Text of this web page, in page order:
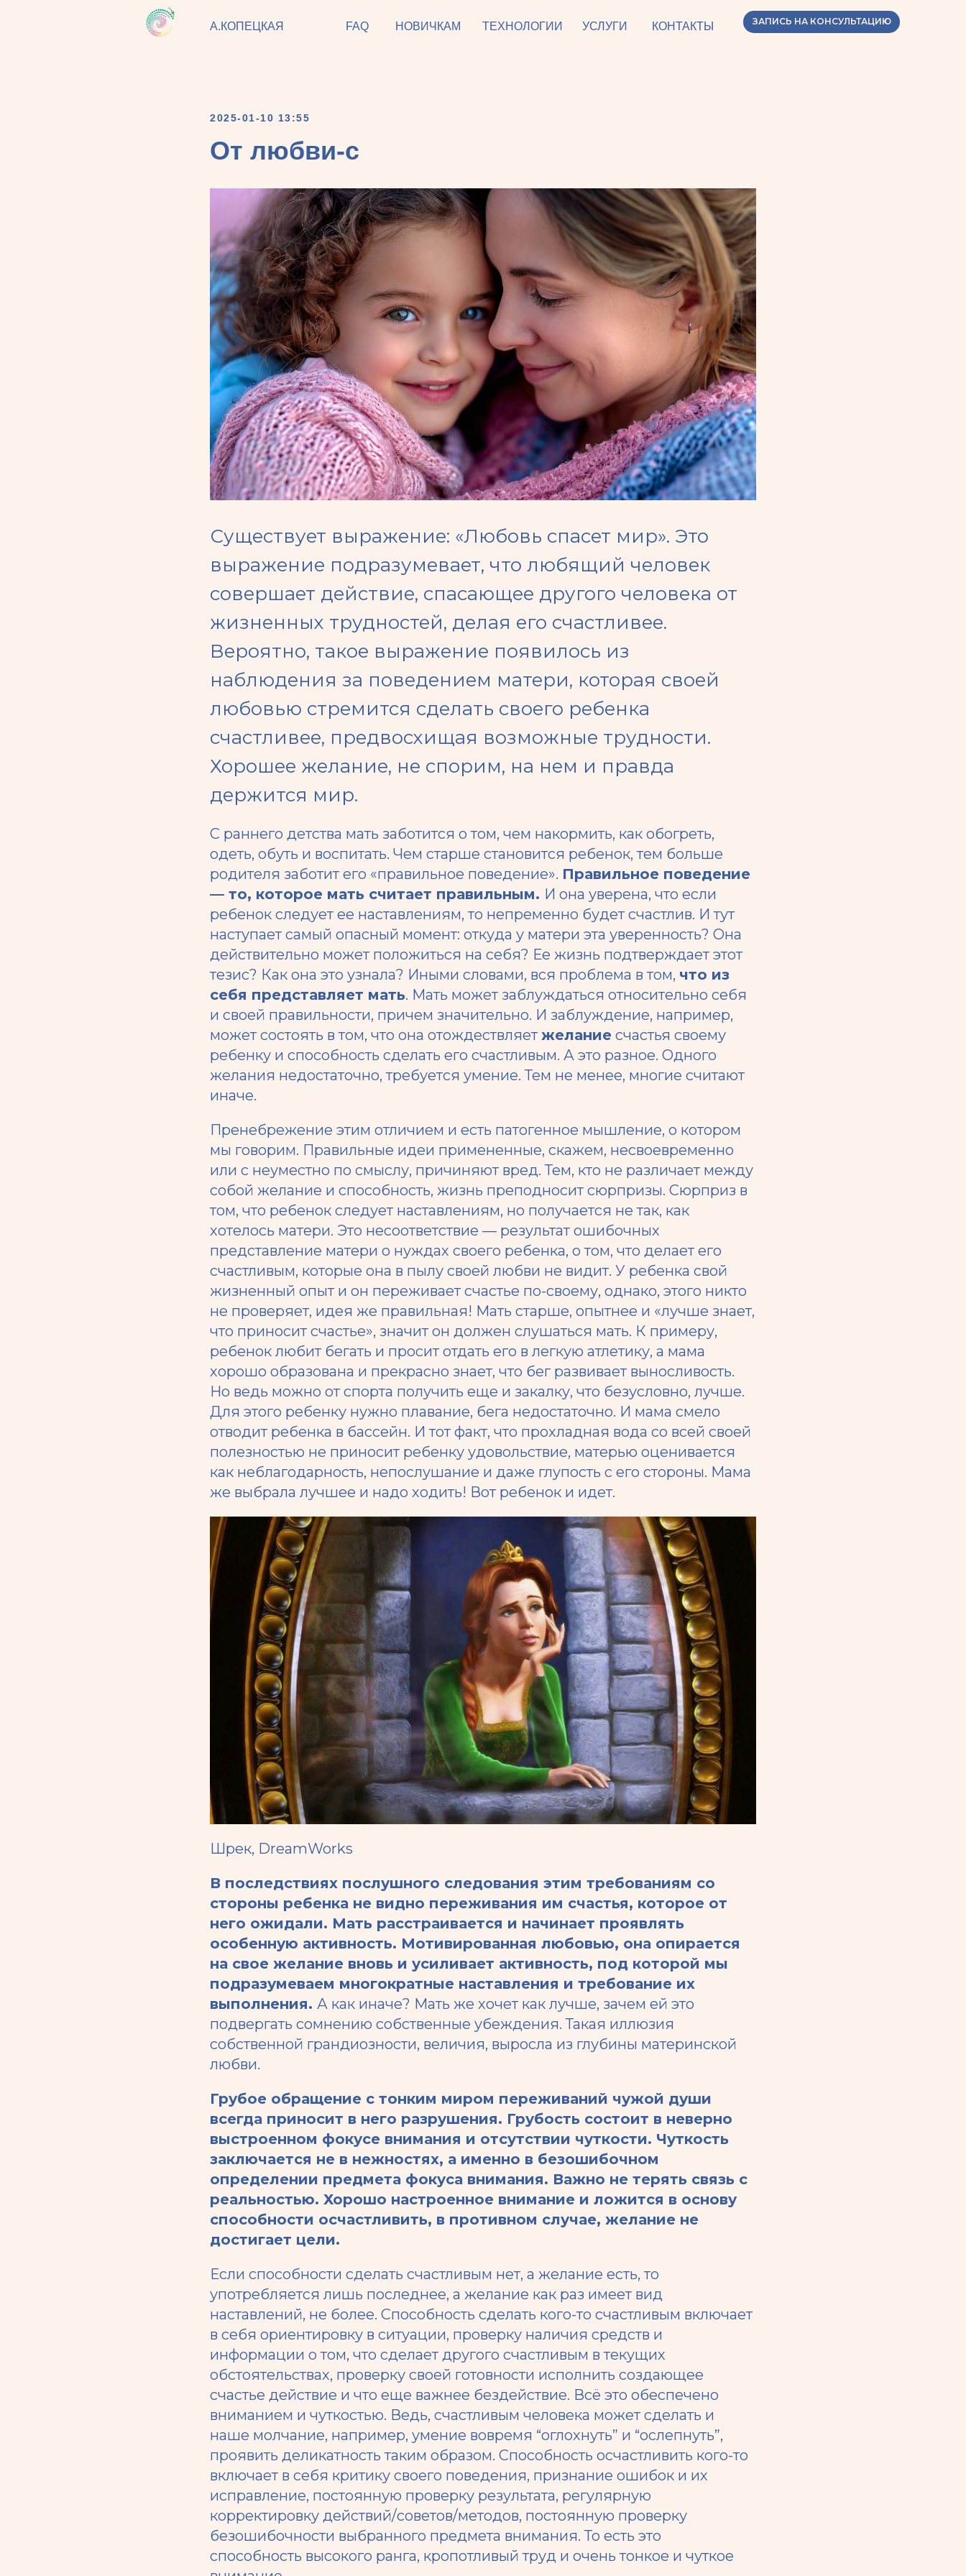
ЗАПИСЬ НА КОНСУЛЬТАЦИЮ
FAQ
А.КОПЕЦКАЯ ТЕХНОЛОГИИ УСЛУГИ КОНТАКТЫ
НОВИЧКАМ
2025-01-10 13:55
От любви-с
Существует выражение: «Любовь спасет мир». Это
выражение подразумевает, что любящий человек
совершает действие, спасающее другого человека от
жизненных трудностей, делая его счастливее.
Вероятно, такое выражение появилось из
наблюдения за поведением матери, которая своей
любовью стремится сделать своего ребенка
счастливее, предвосхищая возможные трудности.
Хорошее желание, не спорим, на нем и правда
держится мир.
С раннего детства мать заботится о том, чем накормить, как обогреть,
одеть, обуть и воспитать. Чем старше становится ребенок, тем больше
родителя заботит его «правильное поведение». Правильное поведение
— то, которое мать считает правильным. И она уверена, что если
ребенок следует ее наставлениям, то непременно будет счастлив. И тут
наступает самый опасный момент: откуда у матери эта уверенность? Она
действительно может положиться на себя? Ее жизнь подтверждает этот
тезис? Как она это узнала? Иными словами, вся проблема в том, что из
себя представляет мать. Мать может заблуждаться относительно себя
и своей правильности, причем значительно. И заблуждение, например,
может состоять в том, что она отождествляет желание счастья своему
ребенку и способность сделать его счастливым. А это разное. Одного
желания недостаточно, требуется умение. Тем не менее, многие считают
иначе.
Пренебрежение этим отличием и есть патогенное мышление, о котором
мы говорим. Правильные идеи примененные, скажем, несвоевременно
или с неуместно по смыслу, причиняют вред. Тем, кто не различает между
собой желание и способность, жизнь преподносит сюрпризы. Сюрприз в
том, что ребенок следует наставлениям, но получается не так, как
хотелось матери. Это несоответствие — результат ошибочных
представление матери о нуждах своего ребенка, о том, что делает его
счастливым, которые она в пылу своей любви не видит. У ребенка свой
жизненный опыт и он переживает счастье по-своему, однако, этого никто
не проверяет, идея же правильная! Мать старше, опытнее и «лучше знает,
что приносит счастье», значит он должен слушаться мать. К примеру,
ребенок любит бегать и просит отдать его в легкую атлетику, а мама
хорошо образована и прекрасно знает, что бег развивает выносливость.
Но ведь можно от спорта получить еще и закалку, что безусловно, лучше.
Для этого ребенку нужно плавание, бега недостаточно. И мама смело
отводит ребенка в бассейн. И тот факт, что прохладная вода со всей своей
полезностью не приносит ребенку удовольствие, матерью оценивается
как неблагодарность, непослушание и даже глупость с его стороны. Мама
же выбрала лучшее и надо ходить! Вот ребенок и идет.
Шрек, DreamWorks
В последствиях послушного следования этим требованиям со
стороны ребенка не видно переживания им счастья, которое от
него ожидали. Мать расстраивается и начинает проявлять
особенную активность. Мотивированная любовью, она опирается
на свое желание вновь и усиливает активность, под которой мы
подразумеваем многократные наставления и требование их
выполнения. А как иначе? Мать же хочет как лучше, зачем ей это
подвергать сомнению собственные убеждения. Такая иллюзия
собственной грандиозности, величия, выросла из глубины материнской
любви.
Грубое обращение с тонким миром переживаний чужой души
всегда приносит в него разрушения. Грубость состоит в неверно
выстроенном фокусе внимания и отсутствии чуткости. Чуткость
заключается не в нежностях, а именно в безошибочном
определении предмета фокуса внимания. Важно не терять связь с
реальностью. Хорошо настроенное внимание и ложится в основу
способности осчастливить, в противном случае, желание не
достигает цели.
Если способности сделать счастливым нет, а желание есть, то
употребляется лишь последнее, а желание как раз имеет вид
наставлений, не более. Способность сделать кого-то счастливым включает
в себя ориентировку в ситуации, проверку наличия средств и
информации о том, что сделает другого счастливым в текущих
обстоятельствах, проверку своей готовности исполнить создающее
счастье действие и что еще важнее бездействие. Всё это обеспечено
вниманием и чуткостью. Ведь, счастливым человека может сделать и
наше молчание, например, умение вовремя “оглохнуть” и “ослепнуть”,
проявить деликатность таким образом. Способность осчастливить кого-то
включает в себя критику своего поведения, признание ошибок и их
исправление, постоянную проверку результата, регулярную
корректировку действий/советов/методов, постоянную проверку
безошибочности выбранного предмета внимания. То есть это
способность высокого ранга, кропотливый труд и очень тонкое и чуткое